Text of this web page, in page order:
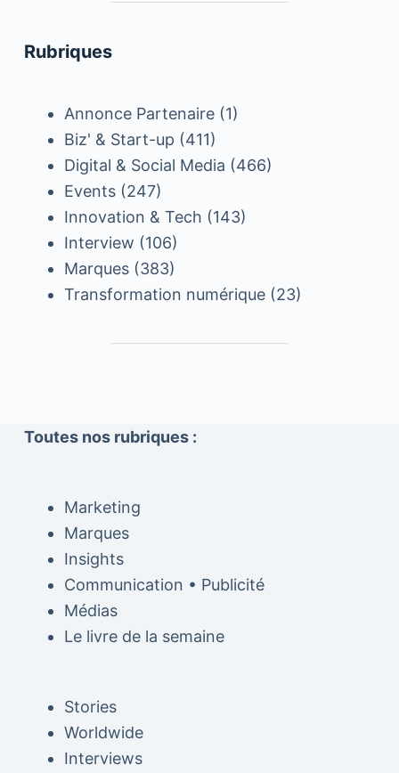
Rubriques
Annonce Partenaire(1)
Biz' & Start-up (411)
Digital & Social Media (466)
Events(247)
Innovation & Tech (143)
Interview (106)
Marques(383)
Transformation numérique(23)
Toutes nos rubriques :
Marketing
Marques
Insights
Communication • Publicité
Médias
Le livre de la semaine
Stories
Worldwide
Interviews